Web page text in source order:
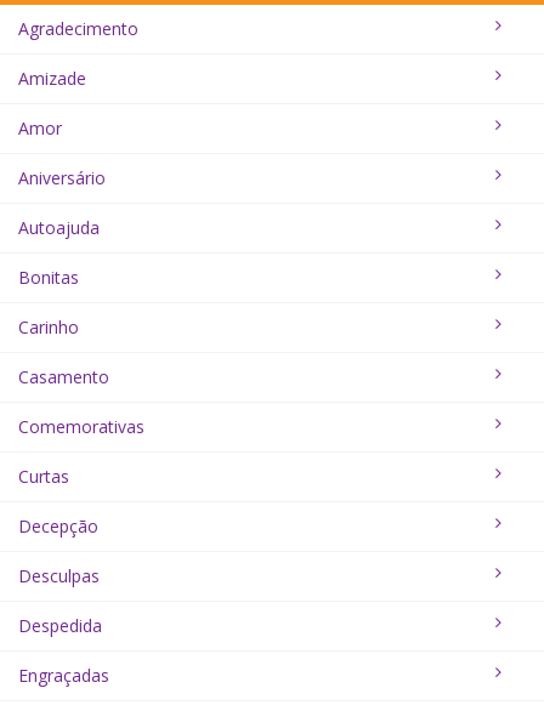
Agradecimento
Amizade
Amor
Aniversário
Autoajuda
Bonitas
Carinho
Casamento
Comemorativas
Curtas
Decepção
Desculpas
Despedida
Engraçadas